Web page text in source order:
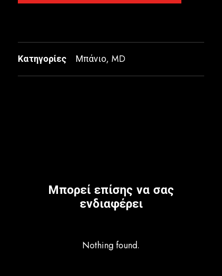
Κατηγορίες Μπάνιο, MD
Μπορεί επίσης να σας
ενδιαφέρει
Nothing found.